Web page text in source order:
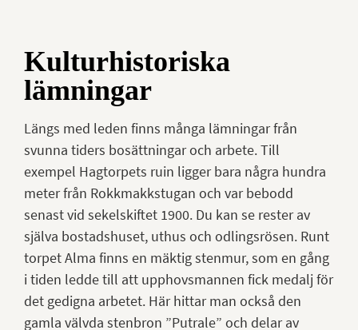
Kulturhistoriska
lämningar
Längs med leden finns många lämningar från
svunna tiders bosättningar och arbete. Till
exempel Hagtorpets ruin ligger bara några hundra
meter från Rokkmakkstugan och var bebodd
senast vid sekelskiftet 1900. Du kan se rester av
själva bostadshuset, uthus och odlingsrösen. Runt
torpet Alma finns en mäktig stenmur, som en gång
i tiden ledde till att upphovsmannen fick medalj för
det gedigna arbetet. Här hittar man också den
gamla välvda stenbron ”Putrale” och delar av